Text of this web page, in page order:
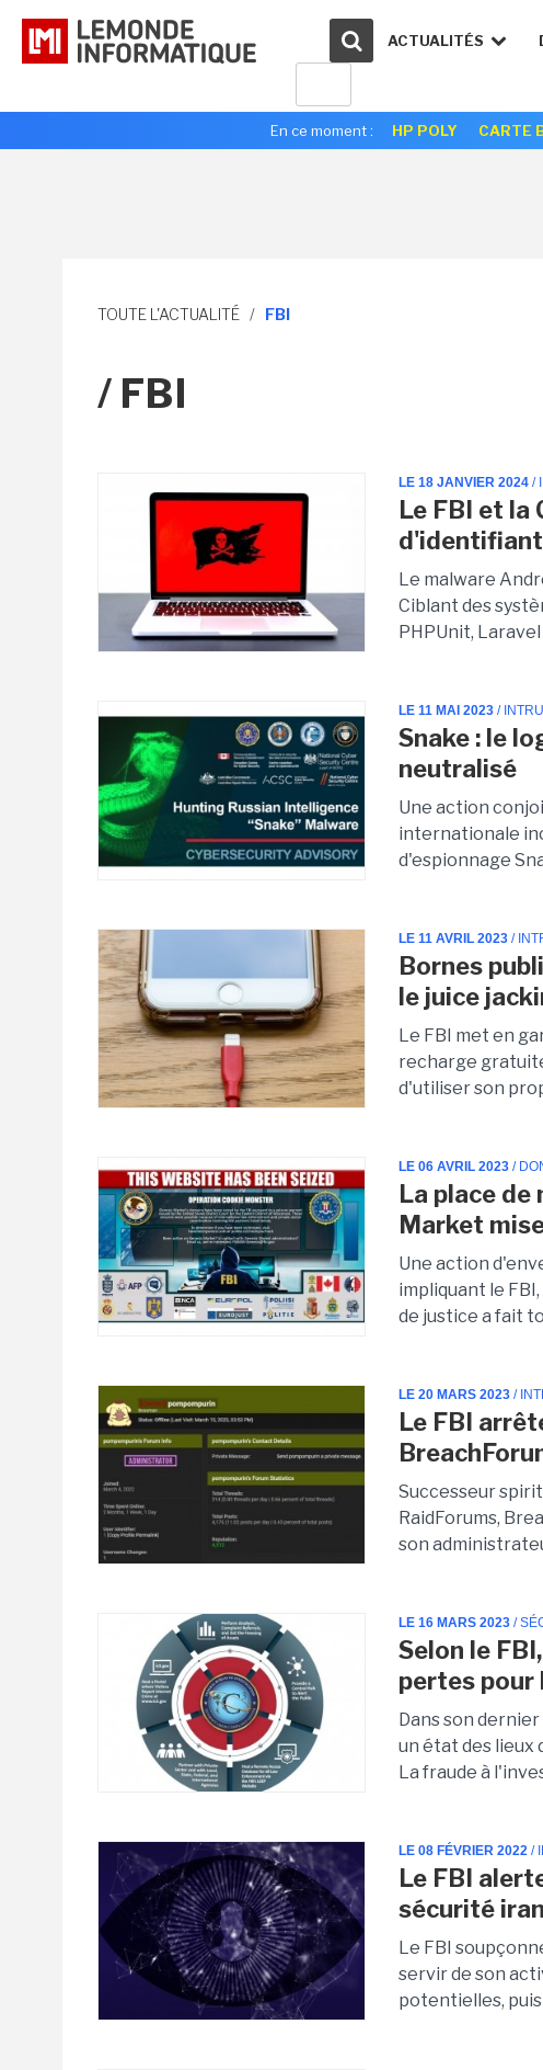
ACTUALITÉS
En ce moment : HP POLY CARTE
TOUTE L'ACTUALITÉ / FBI
/ FBI
LE 18 JANVIER 2024 /
Le FBI et la
Le malware
Ciblant des
PHPUnit,
LE 11 MAI 2023 /
Snake : le
neutralisé
Une action
internationale
d'espionnage
LE 11 AVRIL 2023 /
Bornes
le juice
Le FBI met en
recharge
d'utiliser son
LE 06 AVRIL 2023 /
La place de
Market
Une action
impliquant le
de justice a fait
LE 20 MARS 2023 /
Le FBI
Successeur
RaidForums,
son
LE 16 MARS 2023 /
Selon le
pertes pour
Dans son
un état des lieux
La fraude à
LE 08 FÉVRIER 2022 /
Le FBI
sécurité
Le FBI
servir de son
potentielles,